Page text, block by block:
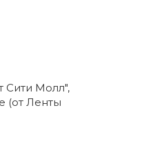
Сити Молл",
(от Ленты